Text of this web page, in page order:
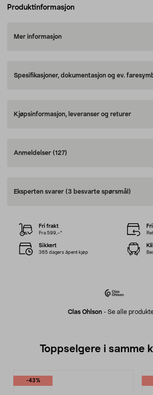
Produktinformasjon
Mer informasjon
Spesifikasjoner, dokumentasjon og ev.
Kjøpsinformasjon, leveranser og returer
Anmeldelser (127)
Eksperten svarer (3 besvarte spørsmål)
Clas Ohlson- Se alle
Fri frakt
Fra 599,–*
Sikkert
365 dagers åpent kjøp
Toppselgere i samme
-43%